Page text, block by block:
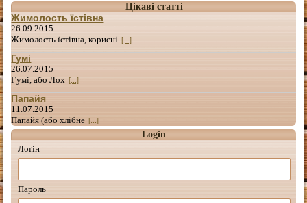
Цікаві статті
Жимолость їстівна
26.09.2015
Жимолость їстівна, корисні [...]
Гумі
26.07.2015
Гумі, або Лох [...]
Папайя
11.07.2015
Папайя (або хлібне [...]
Login
Лоґін
Пароль